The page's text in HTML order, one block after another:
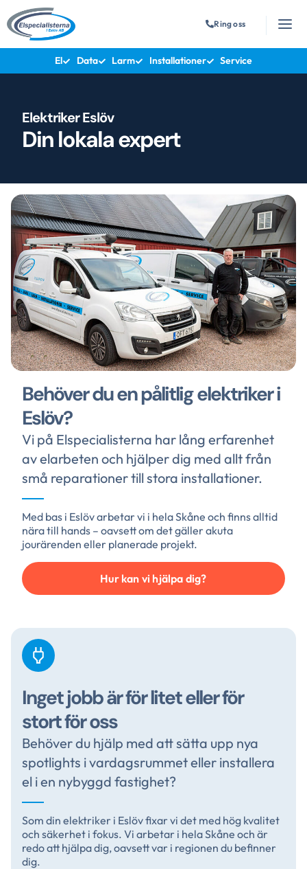
Ring oss
El Data Larm Installationer Service
Elektriker Eslöv
Din lokala expert
Behöver du en pålitlig elektriker i
Eslöv?
Vi på Elspecialisterna har lång erfarenhet
av elarbeten och hjälper dig med allt från
små reparationer till stora installationer.
Med bas i Eslöv arbetar vi i hela Skåne och finns alltid
nära till hands – oavsett om det gäller akuta
jourärenden eller planerade projekt.
Hur kan vi hjälpa dig?
Inget jobb är för litet eller för
stort för oss
Behöver du hjälp med att sätta upp nya
spotlights i vardagsrummet eller installera
el i en nybyggd fastighet?
Som din elektriker i Eslöv fixar vi det med hög kvalitet
och säkerhet i fokus. Vi arbetar i hela Skåne och är
redo att hjälpa dig, oavsett var i regionen du befinner
dig.